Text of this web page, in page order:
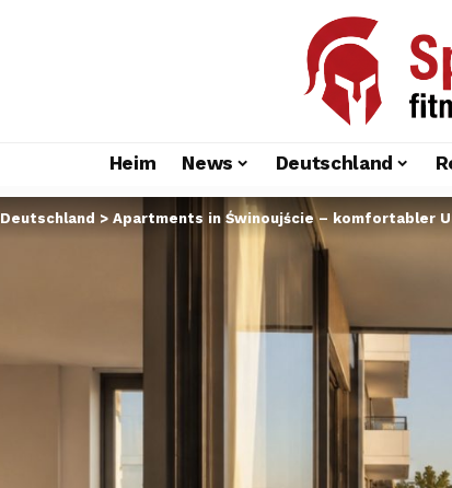
Heim News Deutschland
Deutschland > Apartments in Świnoujście – komfortabler